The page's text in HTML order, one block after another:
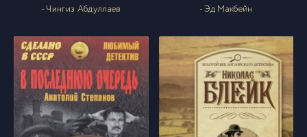
- Чингиз Абдуллаев - Эд Макбейн